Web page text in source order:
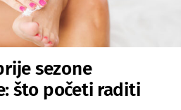
sezone
što početi raditi